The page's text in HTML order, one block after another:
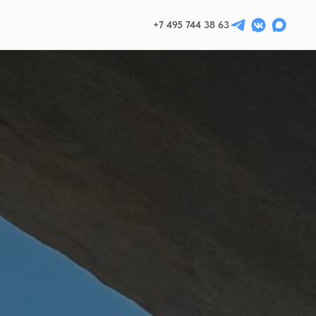
+7 495 744 38 63